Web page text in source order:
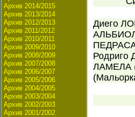
Архив 2014/2015
Архив 2013/2014
Архив 2012/2013
Архив 2011/2012
Архив 2010/2011
Архив 2009/2010
Архив 2008/2009
Архив 2007/2008
Архив 2006/2007
Архив 2005/2006
Архив 2004/2005
Архив 2003/2004
Архив 2002/2003
Архив 2001/2002
Диего
ПЕДРАСА
Родриго
ЛАМЕЛА